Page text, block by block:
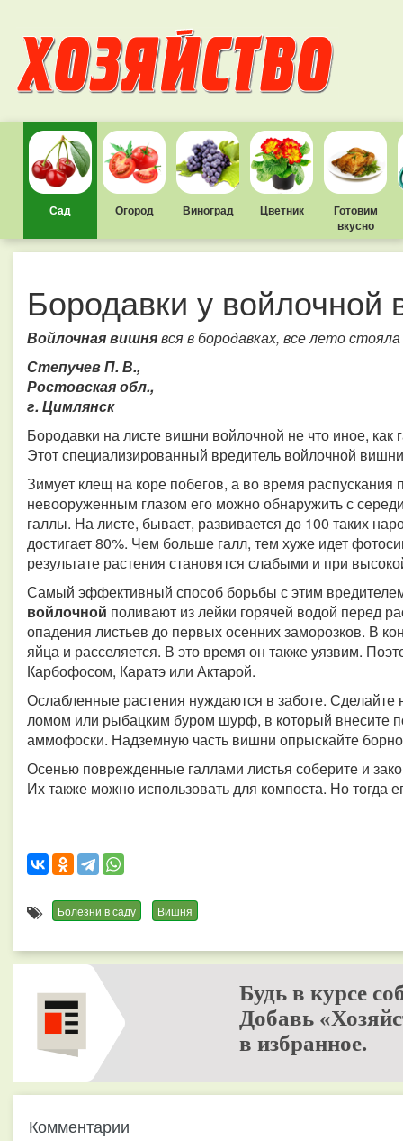
Сад Огород Виноград Цветник
Готовим
вкусно
Бородавки у войлочной
Войлочная вишнявся в бородавках, все лето
Степучев П. В.,
Ростовская обл.,
г. Цимлянск
Бородавки на листе вишни войлочной не что иное,
Этот специализированный вредитель войлочной
Зимует клещ на коре побегов, а во время распускания
невооруженным глазом его можно обнаружить с
галлы. На листе, бывает, развивается до 100 таких
достигает 80%. Чем больше галл, тем хуже идет
результате растения становятся слабыми и при
Самый эффективный способ борьбы с этим
войлочной поливают из лейки горячей водой перед
опадения листьев до первых осенних заморозков. В
яйца и расселяется. В это время он также уязвим.
Карбофосом, Каратэ или Актарой.
Ослабленные растения нуждаются в заботе. Сделайте
ломом или рыбацким буром шурф, в который внесите
аммофоски. Надземную часть вишни опрыскайте
Осенью поврежденные галлами листья соберите и
Их также можно использовать для компоста. Но тогда
Болезни в саду Вишня
Будь в курсе
Добавь
в избранное.
Комментарии